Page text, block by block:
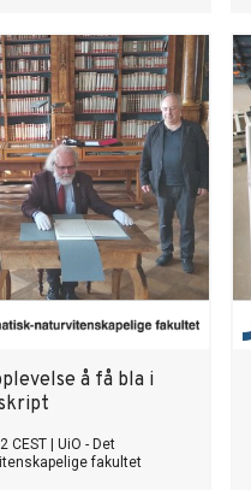
å få bla i
CEST
UiO - Det
fakultet